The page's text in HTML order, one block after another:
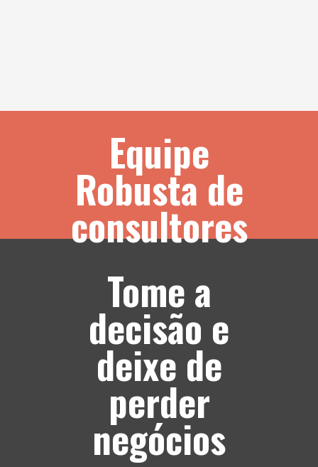
Equipe
Robusta de
consultores
Tome a
decisão e
deixe de
perder
negócios